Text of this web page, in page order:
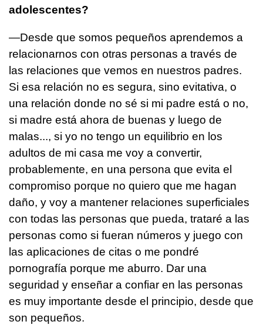
adolescentes?
—Desde que somos pequeños aprendemos a
relacionarnos con otras personas a través de
las relaciones que vemos en nuestros padres.
Si esa relación no es segura, sino evitativa, o
una relación donde no sé si mi padre está o no,
si madre está ahora de buenas y luego de
malas..., si yo no tengo un equilibrio en los
adultos de mi casa me voy a convertir,
probablemente, en una persona que evita el
compromiso porque no quiero que me hagan
daño, y voy a mantener relaciones superficiales
con todas las personas que pueda, trataré a las
personas como si fueran números y juego con
las aplicaciones de citas o me pondré
pornografía porque me aburro. Dar una
seguridad y enseñar a confiar en las personas
es muy importante desde el principio, desde que
son pequeños.